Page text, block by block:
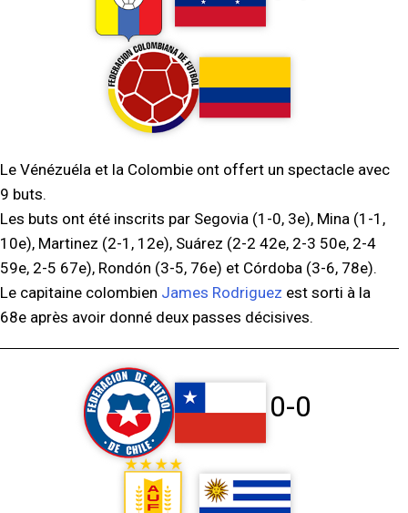
Le Vénézuéla et la Colombie ont offert un spectacle avec
9 buts.
Les buts ont été inscrits par Segovia (1-0, 3e), Mina (1-1,
10e), Martinez (2-1, 12e), Suárez (2-2 42e, 2-3 50e, 2-4
59e, 2-5 67e), Rondón (3-5, 76e) et Córdoba (3-6, 78e).
Le capitaine colombien James Rodriguez est sorti à la
68e après avoir donné deux passes décisives.
0-0